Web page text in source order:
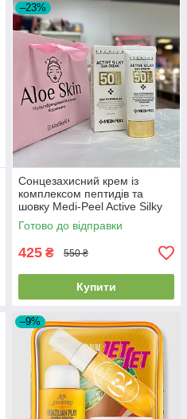
–23%
Сонцезахисний крем із
комплексом пептидів та
шовку Medi-Peel Active Silky
Sun Cream SPF50+ PA+++
50мл
Готово до відправки
425 ₴ 550 ₴
Купити
–9%